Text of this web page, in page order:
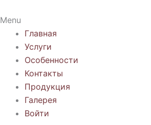
Menu
Главная
Услуги
Особенности
Контакты
Продукция
Галерея
Войти